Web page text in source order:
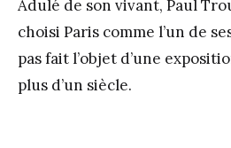
Adulé de son vivant, Paul
choisi Paris comme l’un de
pas fait l’objet d’une
plus d’un siècle.